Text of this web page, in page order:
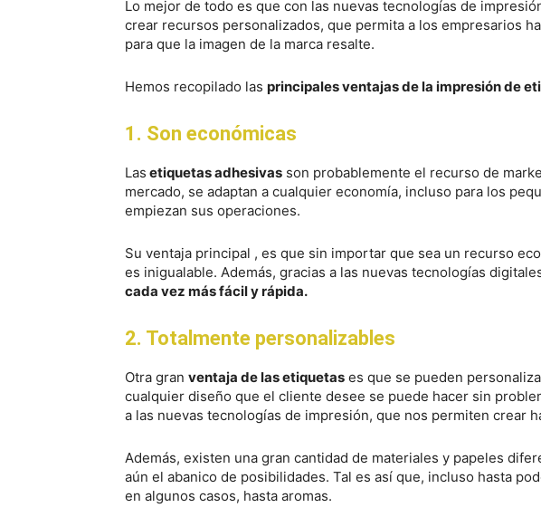
Lo mejor de todo es que con las nuevas tecnologías de
crear recursos personalizados, que permita a los empresarios
para que la imagen de la marca resalte.
Hemos recopilado las principales ventajas de la impresión de
1. Son económicas
Las etiquetas adhesivas son probablemente el recurso de
mercado, se adaptan a cualquier economía, incluso para los
empiezan sus operaciones.
Su ventaja principal , es que sin importar que sea un recurso
es inigualable. Además, gracias a las nuevas tecnologías
cada vez más fácil y rápida.
2. Totalmente personalizables
Otra gran ventaja de las etiquetas es que se pueden
cualquier diseño que el cliente desee se puede hacer sin
a las nuevas tecnologías de impresión, que nos permiten crear
Además, existen una gran cantidad de materiales y papeles
aún el abanico de posibilidades. Tal es así que, incluso hasta
en algunos casos, hasta aromas.